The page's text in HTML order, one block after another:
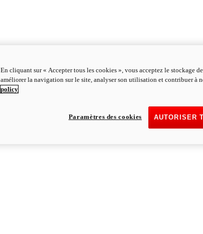
En cliquant sur « Accepter tous les cookies », vous acceptez le stockage
améliorer la navigation sur le site, analyser son utilisation et contribuer à
policy
AUTORISER
Paramètres des cookies